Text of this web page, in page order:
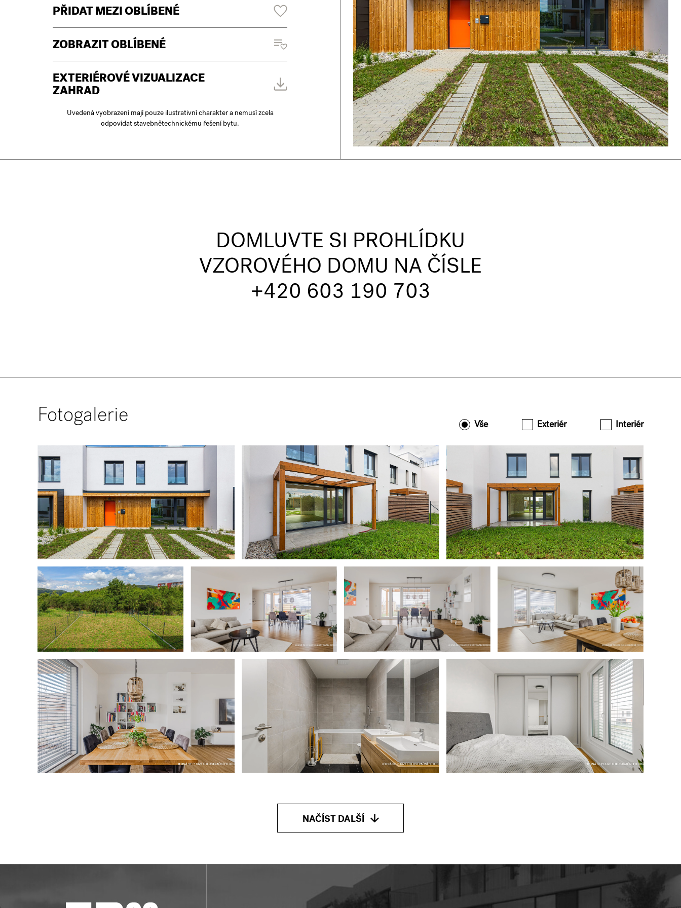
PŘIDAT MEZI OBLÍBENÉ
ZOBRAZIT OBLÍBENÉ
EXTERIÉROVÉ VIZUALIZACE
ZAHRAD
Uvedená vyobrazení mají pouze ilustrativní charakter a nemusí zcela
odpovídat stavebnětechnickému řešení bytu.
DOMLUVTE SI PROHLÍDKU
VZOROVÉHO DOMU NA ČÍSLE
+420 603 190 703
Fotogalerie Vše Exteriér Interiér
NAČÍST DALŠÍ